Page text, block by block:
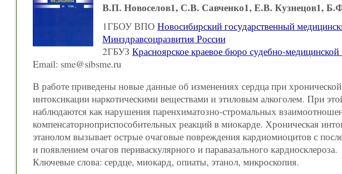
В.П. Новоселов1, С.В. Савченко1, Е.В. Кузнецов1,
1ГБОУ ВПО Новосибирский государственный
Минздравсоцразвития России
2ГБУЗ Красноярское краевое бюро судебно-медицинской
Email: sme@sibsme.ru
В работе приведены новые данные об изменениях сердца при
интоксикации наркотическими веществами и этиловым алкоголем. При
наблюдаются как нарушения паренхиматозно-стромальных
компенсаторноприспособительных реакций в миокарде. Хроническая
этанолом вызывает острые очаговые повреждения кардиомиоцитов с
и появлением очагов периваскулярного и паравазального кардиосклероза.
Ключевые слова: сердце, миокард, опиаты, этанол, микроскопия.